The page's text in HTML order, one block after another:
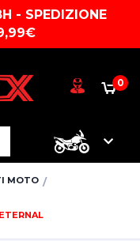
- SPEDIZIONE
0
MOTO